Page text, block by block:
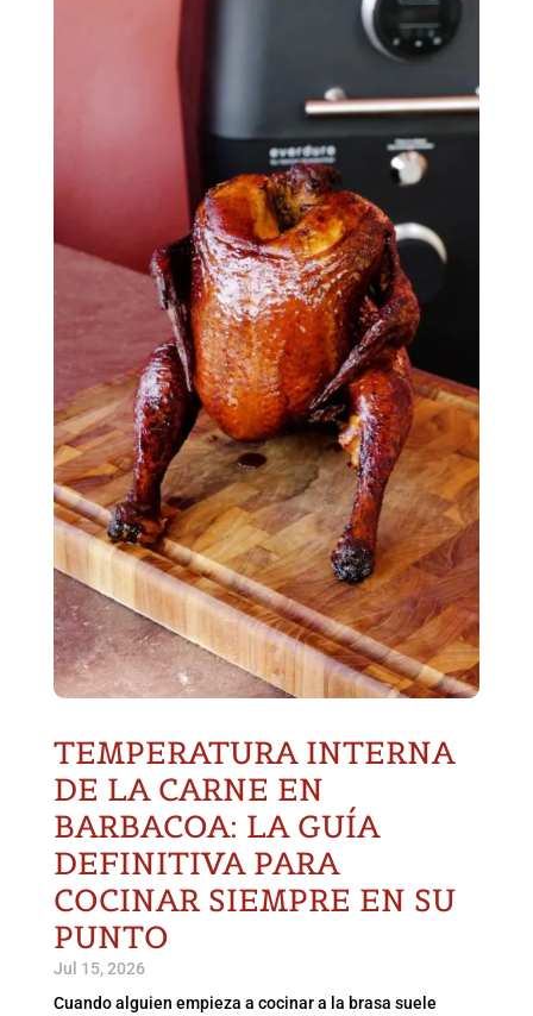
TEMPERATURA INTERNA
DE LA CARNE EN
BARBACOA: LA GUÍA
DEFINITIVA PARA
COCINAR SIEMPRE EN SU
PUNTO
Jul 15, 2026
Cuando alguien empieza a cocinar a la brasa suele